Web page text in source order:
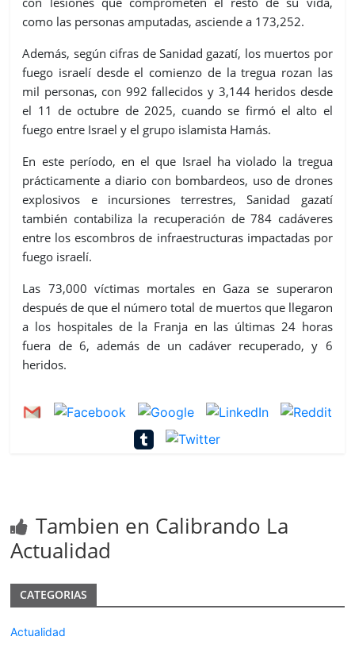
como las personas amputadas, asciende a 173,252.
Además, según cifras de Sanidad gazatí, los muertos por
fuego israelí desde el comienzo de la tregua rozan las
mil personas, con 992 fallecidos y 3,144 heridos desde
el 11 de octubre de 2025, cuando se firmó el alto el
fuego entre Israel y el grupo islamista Hamás.
En este período, en el que Israel ha violado la tregua
prácticamente a diario con bombardeos, uso de drones
explosivos e incursiones terrestres, Sanidad gazatí
también contabiliza la recuperación de 784 cadáveres
entre los escombros de infraestructuras impactadas por
fuego israelí.
Las 73,000 víctimas mortales en Gaza se superaron
después de que el número total de muertos que llegaron
a los hospitales de la Franja en las últimas 24 horas
fuera de 6, además de un cadáver recuperado, y 6
heridos.
Tambien en Calibrando La
Actualidad
CATEGORIAS
Actualidad